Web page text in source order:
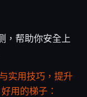
，帮助你安全上
实用技巧，提升
好用的梯子：